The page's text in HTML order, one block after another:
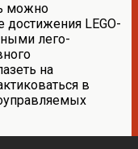
можно
LEGO-
лего-
на
в